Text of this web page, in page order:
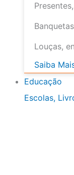
Louças,
Saiba
Educação
Escolas,